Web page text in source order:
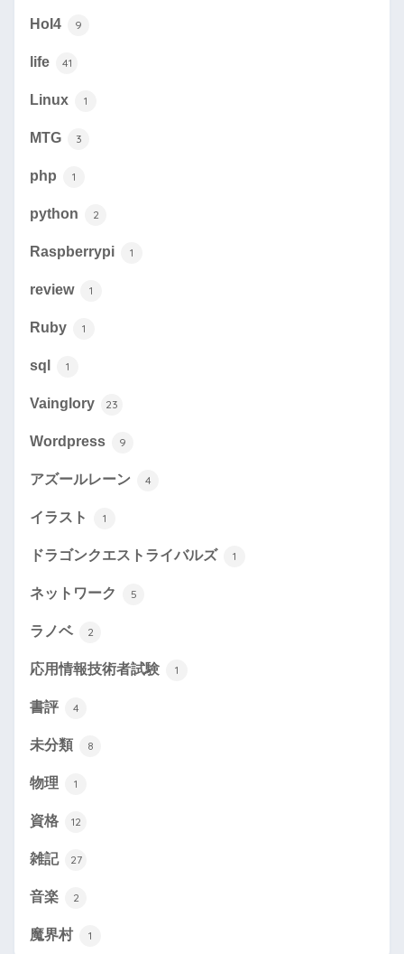
HoI4 9
life 41
Linux 1
MTG 3
php 1
python 2
Raspberrypi 1
review 1
Ruby 1
sql 1
Vainglory 23
Wordpress 9
アズールレーン 4
イラスト 1
ドラゴンクエストライバルズ 1
ネットワーク 5
ラノベ 2
応用情報技術者試験 1
書評 4
未分類 8
物理 1
資格 12
雑記 27
音楽 2
魔界村 1